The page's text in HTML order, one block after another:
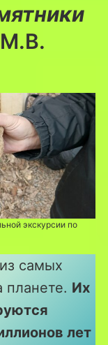
М.В.
экскурсии по
самых
планете. Их
лет